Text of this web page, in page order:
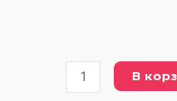
Количество
товара
В